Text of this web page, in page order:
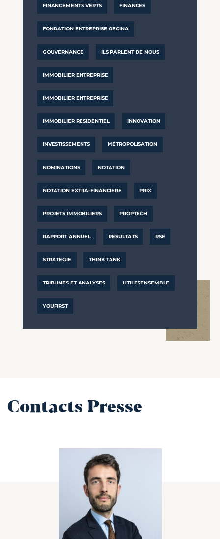
FINANCEMENTS VERTS FINANCES
FONDATION ENTREPRISE GECINA
GOUVERNANCE ILS PARLENT DE NOUS
IMMOBILIER ENTREPRISE
IMMOBILIER ENTREPRISE
IMMOBILIER RESIDENTIEL INNOVATION
INVESTISSEMENTS MÉTROPOLISATION
NOMINATIONS NOTATION
NOTATION EXTRA-FINANCIERE PRIX
PROJETS IMMOBILIERS PROPTECH
RAPPORT ANNUEL RESULTATS RSE
STRATEGIE THINK TANK
TRIBUNES ET ANALYSES UTILESENSEMBLE
YOUFIRST
Contacts Presse